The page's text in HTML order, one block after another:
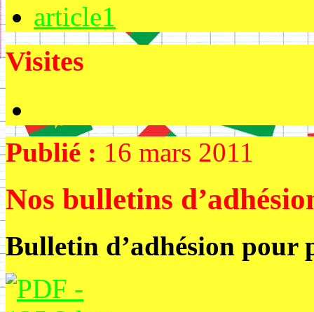
article1
Visites
Publié : 16 mars 2011
Nos bulletins
Bulletin d’adhésion pour